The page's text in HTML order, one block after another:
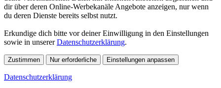
dir über deren Online-Werbekanäle Angebote anzeigen, nur wenn
du deren Dienste bereits selbst nutzt.
Erkundige dich bitte vor deiner Einwilligung in den Einstellungen
sowie in unsererDatenschutzerklärung.
Zustimmen Nur erforderliche Einstellungen anpassen
Datenschutzerklärung